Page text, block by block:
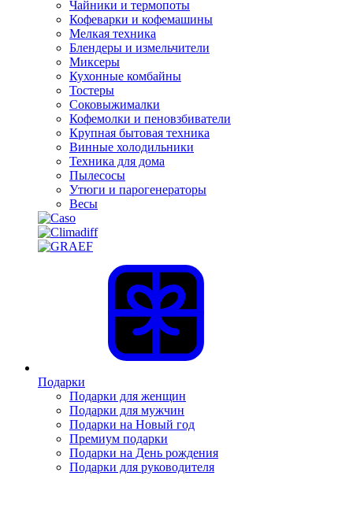
Чайники и термопоты
Кофеварки и кофемашины
Мелкая техника
Блендеры и измельчители
Миксеры
Кухонные комбайны
Тостеры
Соковыжималки
Кофемолки и пеновзбиватели
Крупная бытовая техника
Винные холодильники
Техника для дома
Пылесосы
Утюги и парогенераторы
Весы
Подарки
Подарки для женщин
Подарки для мужчин
Подарки на Новый год
Премиум подарки
Подарки на День рождения
Подарки для руководителя